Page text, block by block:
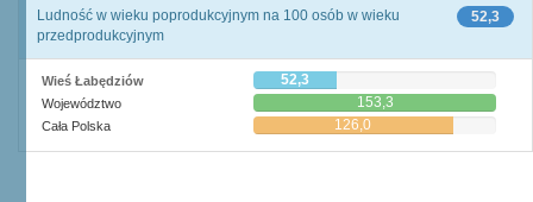
52,3
Ludność w wieku poprodukcyjnym na 100 osób w wieku
przedprodukcyjnym
Wieś Łabędziów 52,3
Województwo 153,3
Cała Polska 126,0